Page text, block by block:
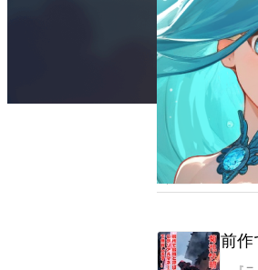
全作品ブックマ
前作
な